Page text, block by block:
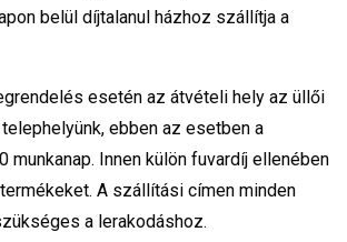
belül díjtalanul házhoz szállítja a
esetén az átvételi hely az üllői
ebben az esetben a
Innen külön fuvardíj ellenében
A szállítási címen minden
a lerakodáshoz.